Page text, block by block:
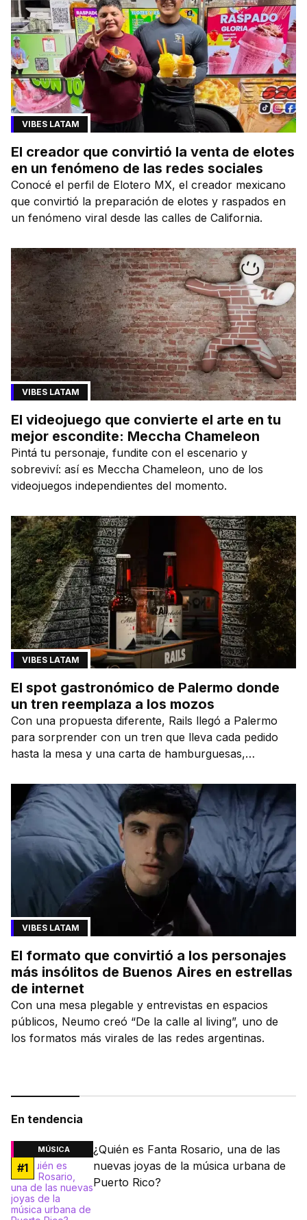
VIBES LATAM
El creador que convirtió la venta de elotes
en un fenómeno de las redes sociales
Conocé el perfil de Elotero MX, el creador mexicano
que convirtió la preparación de elotes y raspados en
un fenómeno viral desde las calles de California.
VIBES LATAM
El videojuego que convierte el arte en tu
mejor escondite: Meccha Chameleon
Pintá tu personaje, fundite con el escenario y
sobreviví: así es Meccha Chameleon, uno de los
videojuegos independientes del momento.
VIBES LATAM
El spot gastronómico de Palermo donde
un tren reemplaza a los mozos
Con una propuesta diferente, Rails llegó a Palermo
para sorprender con un tren que lleva cada pedido
hasta la mesa y una carta de hamburguesas,
VIBES LATAM
El formato que convirtió a los personajes
más insólitos de Buenos Aires en estrellas
de internet
Con una mesa plegable y entrevistas en espacios
públicos, Neumo creó “De la calle al living”, uno de
los formatos más virales de las redes argentinas.
En tendencia
MÚSICA
#1
¿Quién es Fanta Rosario, una de las
nuevas joyas de la música urbana de
Puerto Rico?